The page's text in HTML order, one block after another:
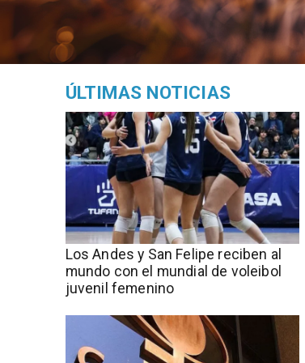
ÚLTIMAS NOTICIAS
​​Los Andes y San Felipe reciben al
mundo con el mundial de voleibol
juvenil femenino